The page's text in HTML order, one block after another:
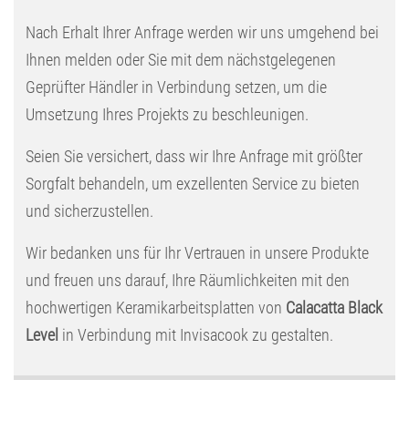
Nach Erhalt Ihrer Anfrage werden wir uns umgehend bei
Ihnen melden oder Sie mit dem nächstgelegenen
Geprüfter Händler in Verbindung setzen, um die
Umsetzung Ihres Projekts zu beschleunigen.
Seien Sie versichert, dass wir Ihre Anfrage mit größter
Sorgfalt behandeln, um exzellenten Service zu bieten
und sicherzustellen.
Wir bedanken uns für Ihr Vertrauen in unsere Produkte
und freuen uns darauf, Ihre Räumlichkeiten mit den
hochwertigen Keramikarbeitsplatten von Calacatta Black
Level in Verbindung mit Invisacook zu gestalten.